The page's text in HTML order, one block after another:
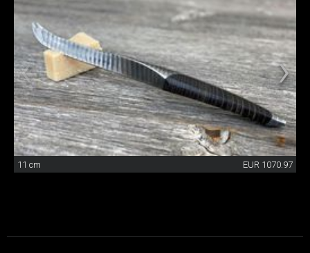
11 cm EUR 1070.97